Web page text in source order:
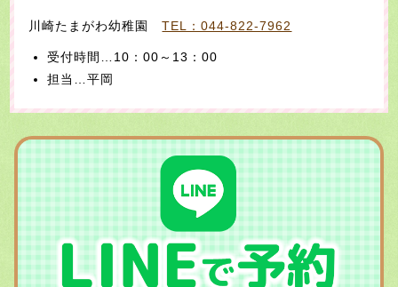
川崎たまがわ幼稚園TEL：044-822-7962
受付時間…10：00～13：00
担当…平岡